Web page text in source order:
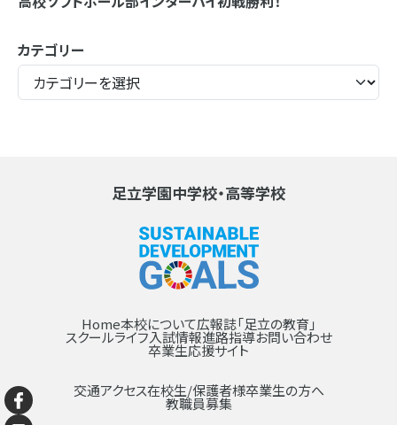
カテゴリー
足立学園中学校・高等学校
Home本校について広報誌「足立の教育」
スクールライフ入試情報進路指導お問い合わせ
卒業生応援サイト
交通アクセス在校生/保護者様卒業生の方へ
教職員募集